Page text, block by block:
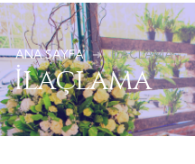
ANA SAYFA İLAÇLAMA
İlaçlama